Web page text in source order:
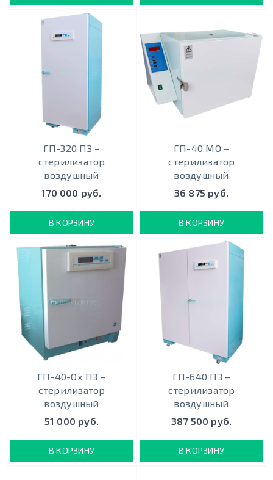
ГП-320 ПЗ –
стерилизатор
воздушный
170 000 руб.
В КОРЗИНУ
ГП-40 МО –
стерилизатор
воздушный
36 875 руб.
В КОРЗИНУ
ГП-40-Ох ПЗ –
стерилизатор
воздушный
51 000 руб.
В КОРЗИНУ
ГП-640 ПЗ –
стерилизатор
воздушный
387 500 руб.
В КОРЗИНУ